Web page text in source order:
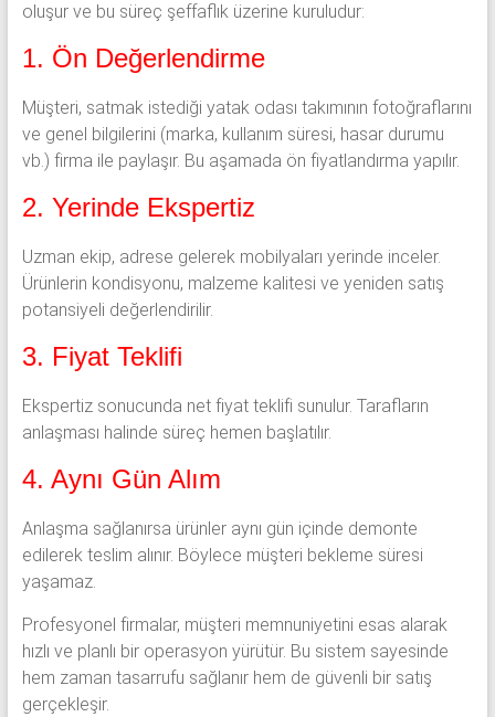
oluşur ve bu süreç şeffaflık üzerine kuruludur:
1. Ön Değerlendirme
Müşteri, satmak istediği yatak odası takımının fotoğraflarını
ve genel bilgilerini (marka, kullanım süresi, hasar durumu
vb.) firma ile paylaşır. Bu aşamada ön fiyatlandırma yapılır.
2. Yerinde Ekspertiz
Uzman ekip, adrese gelerek mobilyaları yerinde inceler.
Ürünlerin kondisyonu, malzeme kalitesi ve yeniden satış
potansiyeli değerlendirilir.
3. Fiyat Teklifi
Ekspertiz sonucunda net fiyat teklifi sunulur. Tarafların
anlaşması halinde süreç hemen başlatılır.
4. Aynı Gün Alım
Anlaşma sağlanırsa ürünler aynı gün içinde demonte
edilerek teslim alınır. Böylece müşteri bekleme süresi
yaşamaz.
Profesyonel firmalar, müşteri memnuniyetini esas alarak
hızlı ve planlı bir operasyon yürütür. Bu sistem sayesinde
hem zaman tasarrufu sağlanır hem de güvenli bir satış
gerçekleşir.